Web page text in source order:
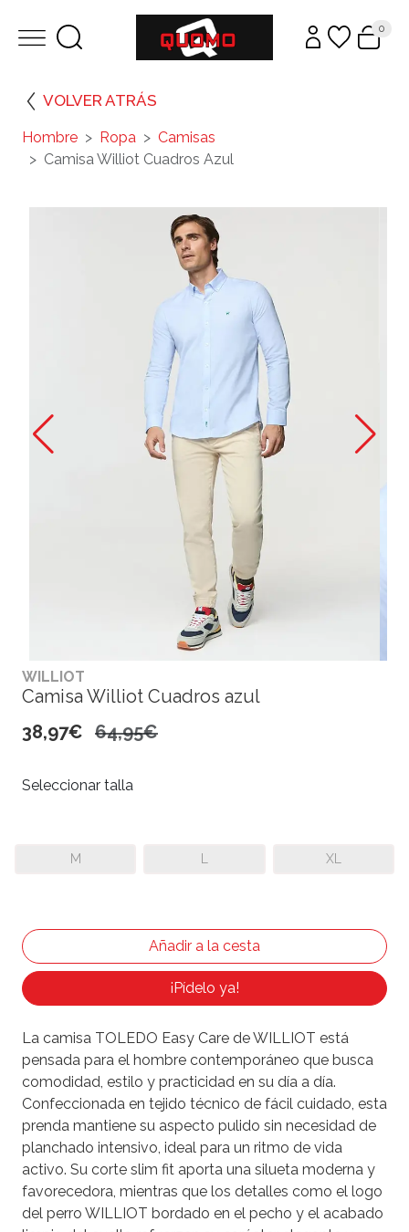
0
VOLVER ATRÁS
Hombre Ropa
Camisas
Camisa Williot Cuadros Azul
WILLIOT
Camisa Williot Cuadros azul
38,97€ 64,95€
Seleccionar talla
M L XL
¡Pídelo ya!
La camisa TOLEDO Easy Care de WILLIOT está
pensada para el hombre contemporáneo que busca
comodidad, estilo y practicidad en su día a día.
Confeccionada en tejido técnico de fácil cuidado, esta
prenda mantiene su aspecto pulido sin necesidad de
planchado intensivo, ideal para un ritmo de vida
activo. Su corte slim fit aporta una silueta moderna y
favorecedora, mientras que los detalles como el logo
del perro WILLIOT bordado en el pecho y el acabado